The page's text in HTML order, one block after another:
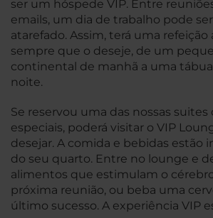
ser um hóspede VIP. Entre
emails, um dia de trabalho pode
atarefado. Assim, terá uma refeição
sempre que o deseje, de um
continental de manhã a uma
noite.
Se reservou uma das nossas
especiais, poderá visitar o VIP
desejar. A comida e bebidas estão
do seu quarto. Entre no lounge e
alimentos que estimulam o
próxima reunião, ou beba uma
último sucesso. A experiência VIP